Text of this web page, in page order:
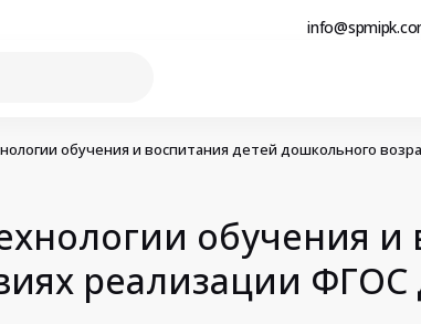
обучения и воспитания детей дошкольного
обучения и
реализации